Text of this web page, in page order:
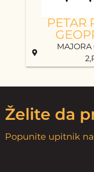
PETAR
MAJORA
Želite da
Popunite upitnik